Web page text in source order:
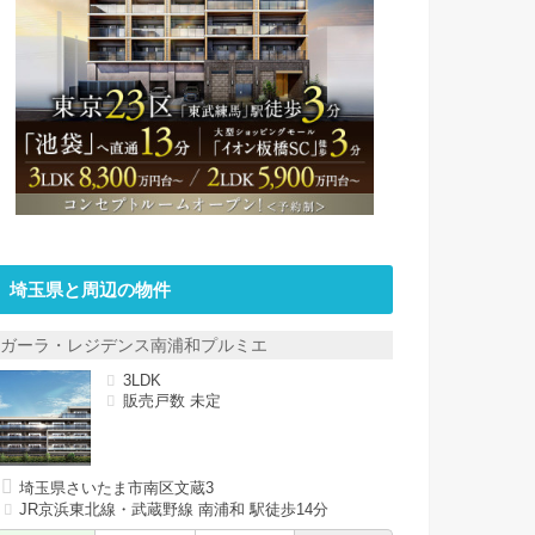
埼玉県と周辺の物件
ーラ・レジデンス南浦和プルミエ
3LDK
販売戸数 未定
埼玉県さいたま市南区文蔵3
JR京浜東北線・武蔵野線 南浦和 駅徒歩14分